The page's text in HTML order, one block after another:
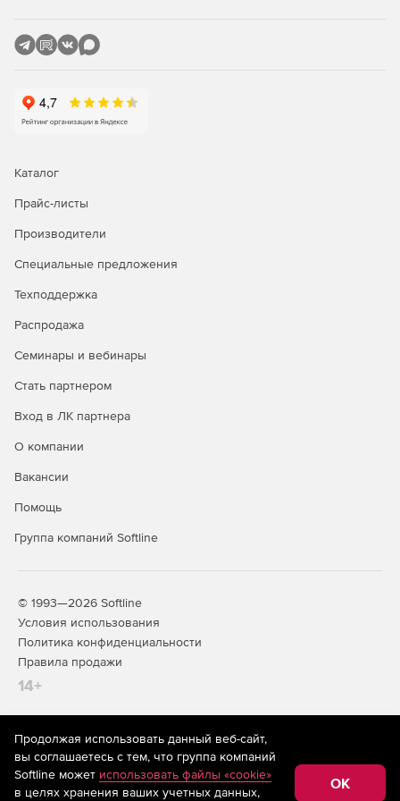
Каталог
Прайс-листы
Производители
Специальные предложения
Техподдержка
Распродажа
Семинары и вебинары
Стать партнером
Вход в ЛК партнера
О компании
Вакансии
Помощь
Группа компаний Softline
© 1993—2026 Softline
Условия использования
Политика конфиденциальности
Правила продажи
14+
На информационном ресурсе store.softline.ru применяются
рекомендательные технологии(информационные технологии
предоставления информации на основе сбора,
систематизации и анализа сведений, относящихся к
Продолжая использовать данный веб-сайт,
вы соглашаетесь с тем, что группа компаний
Softline может использовать файлы «cookie»
в целях хранения ваших учетных данных,
OK